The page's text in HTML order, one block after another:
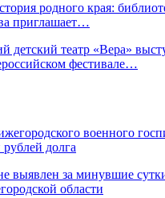
родного края:
приглашает…
детский театр «Вера»
фестивале…
военного
долга
выявлен за минувшие
области